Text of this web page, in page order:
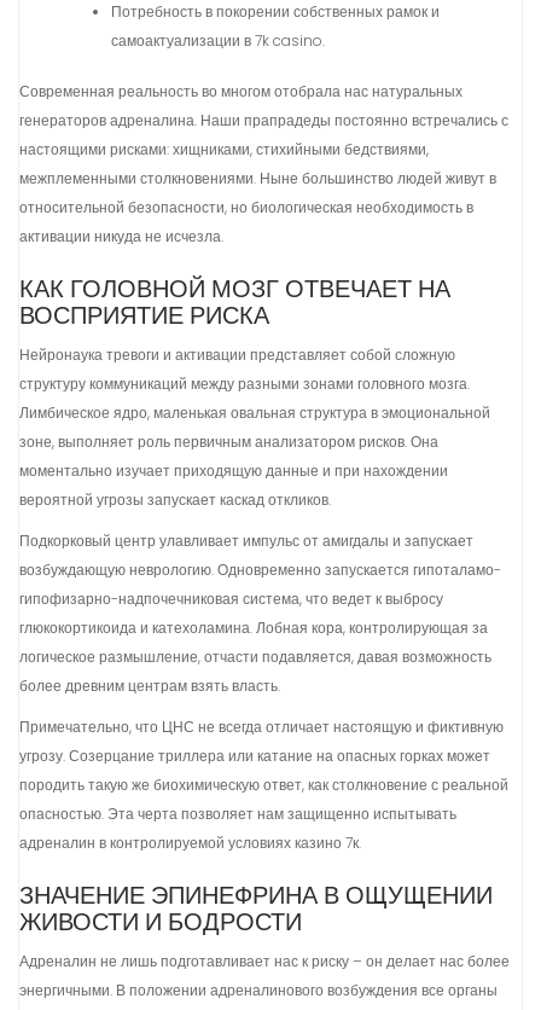
Потребность в покорении собственных рамок и
самоактуализации в 7k casino.
Современная реальность во многом отобрала нас натуральных
генераторов адреналина. Наши прапрадеды постоянно встречались с
настоящими рисками: хищниками, стихийными бедствиями,
межплеменными столкновениями. Ныне большинство людей живут в
относительной безопасности, но биологическая необходимость в
активации никуда не исчезла.
КАК ГОЛОВНОЙ МОЗГ ОТВЕЧАЕТ НА
ВОСПРИЯТИЕ РИСКА
Нейронаука тревоги и активации представляет собой сложную
структуру коммуникаций между разными зонами головного мозга.
Лимбическое ядро, маленькая овальная структура в эмоциональной
зоне, выполняет роль первичным анализатором рисков. Она
моментально изучает приходящую данные и при нахождении
вероятной угрозы запускает каскад откликов.
Подкорковый центр улавливает импульс от амигдалы и запускает
возбуждающую неврологию. Одновременно запускается гипоталамо-
гипофизарно-надпочечниковая система, что ведет к выбросу
глюкокортикоида и катехоламина. Лобная кора, контролирующая за
логическое размышление, отчасти подавляется, давая возможность
более древним центрам взять власть.
Примечательно, что ЦНС не всегда отличает настоящую и фиктивную
угрозу. Созерцание триллера или катание на опасных горках может
породить такую же биохимическую ответ, как столкновение с реальной
опасностью. Эта черта позволяет нам защищенно испытывать
адреналин в контролируемой условиях казино 7к.
ЗНАЧЕНИЕ ЭПИНЕФРИНА В ОЩУЩЕНИИ
ЖИВОСТИ И БОДРОСТИ
Адреналин не лишь подготавливает нас к риску – он делает нас более
энергичными. В положении адреналинового возбуждения все органы